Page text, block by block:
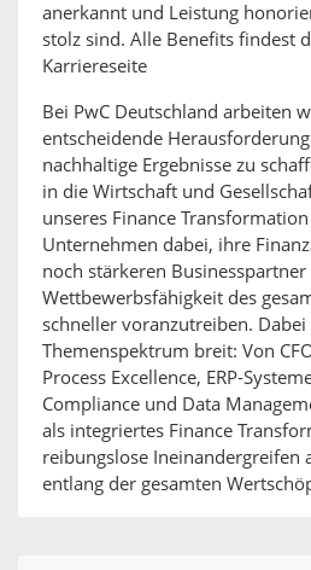
anerkannt und Leistung
stolz sind. Alle Benefits findest
Karriereseite
Bei PwC Deutschland arbeiten
entscheidende
nachhaltige Ergebnisse zu
in die Wirtschaft und
unseres Finance
Unternehmen dabei, ihre
noch stärkeren
Wettbewerbsfähigkeit des
schneller voranzutreiben.
Themenspektrum breit: Von
Process Excellence, ERP-
Compliance und Data
als integriertes Finance
reibungslose Ineinandergreifen
entlang der gesamten